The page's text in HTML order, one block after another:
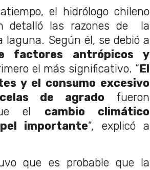
el hidrólogo chileno
detalló las razones de la
laguna. Según él, se debió a
factores antrópicos y
el más significativo. “ El
y el consumo excesivo
de agrado fueron
el cambio climático
importante”, explicó a
que es probable que la